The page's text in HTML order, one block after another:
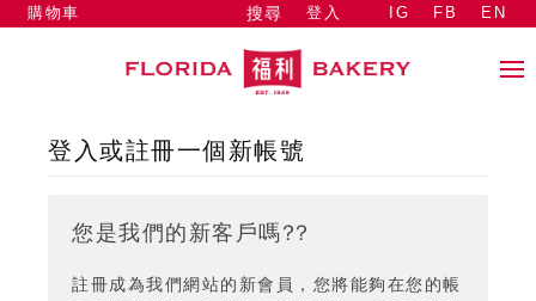
搜尋 登入
購物車 IG FB EN
登入或註冊一個新帳號
您是我們的新客戶嗎??
註冊成為我們網站的新會員，您將能夠在您的帳